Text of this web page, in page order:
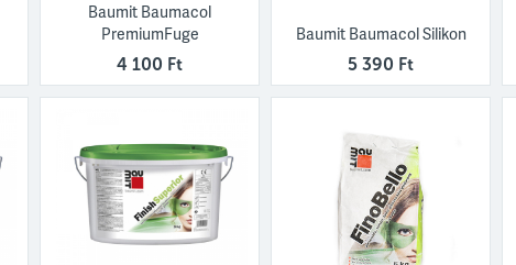
Baumit Baumacol
PremiumFuge
4 100 Ft
Baumit Baumacol Silikon
5 390 Ft